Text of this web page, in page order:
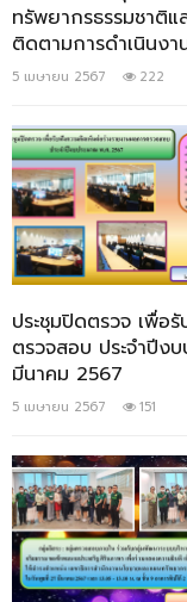
ทรัพยากรธรรมชาติ
ติดตามการดำเนินงา
5 เมษายน 2567 222
ประชุมปิดตรวจ เพื่อ
ตรวจสอบ ประจำปี
มีนาคม 2567
5 เมษายน 2567 151